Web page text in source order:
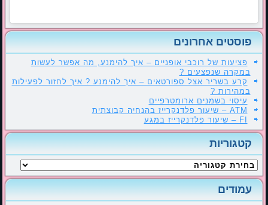
פוסטים אחרונים
פציעות של רוכבי אופניים – איך להימנע, מה אפשר לעשות
במקרה שנפצעים ?
קרע בשריר אצל ספורטאים – איך להימנע ? איך לחזור לפעילות
במהירות ?
עיסוי בשמנים ארומטרפיים
ATM – שיעור פלדנקרייז בהנחיה קבוצתית
FI – שיעור פלדנקרייז במגע
קטגוריות
קטגוריות
עמודים